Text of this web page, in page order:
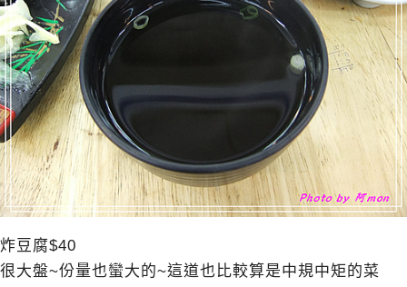
炸豆腐$40
很大盤~份量也蠻大的~這道也比較算是中規中矩的菜